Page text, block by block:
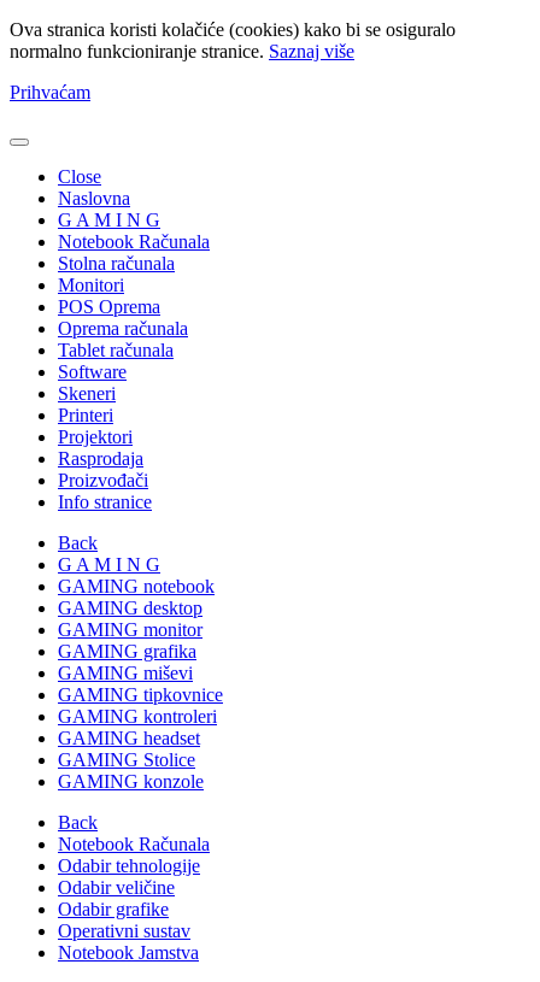
Ova stranica koristi kolačiće (cookies) kako bi se osiguralo
normalno funkcioniranje stranice. Saznaj više
Prihvaćam
Close
Naslovna
G A M I N G
Notebook Računala
Stolna računala
Monitori
POS Oprema
Oprema računala
Tablet računala
Software
Skeneri
Printeri
Projektori
Rasprodaja
Proizvođači
Info stranice
Back
G A M I N G
GAMING notebook
GAMING desktop
GAMING monitor
GAMING grafika
GAMING miševi
GAMING tipkovnice
GAMING kontroleri
GAMING headset
GAMING Stolice
GAMING konzole
Back
Notebook Računala
Odabir tehnologije
Odabir veličine
Odabir grafike
Operativni sustav
Notebook Jamstva